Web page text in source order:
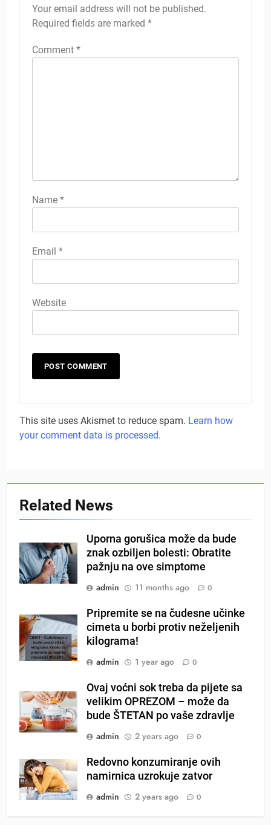
Your email address will not be published.
Required fields are marked *
Comment *
Name *
Email *
Website
This site uses Akismet to reduce spam. Learn how
your comment data is processed.
Related News
Uporna gorušica može da bude
znak ozbiljen bolesti: Obratite
pažnju na ove simptome
admin
11 months ago 0
Pripremite se na čudesne učinke
cimeta u borbi protiv neželjenih
kilograma!
admin
1 year ago 0
Ovaj voćni sok treba da pijete sa
velikim OPREZOM – može da
bude ŠTETAN po vaše zdravlje
admin
2 years ago 0
Redovno konzumiranje ovih
namirnica uzrokuje zatvor
admin
2 years ago 0